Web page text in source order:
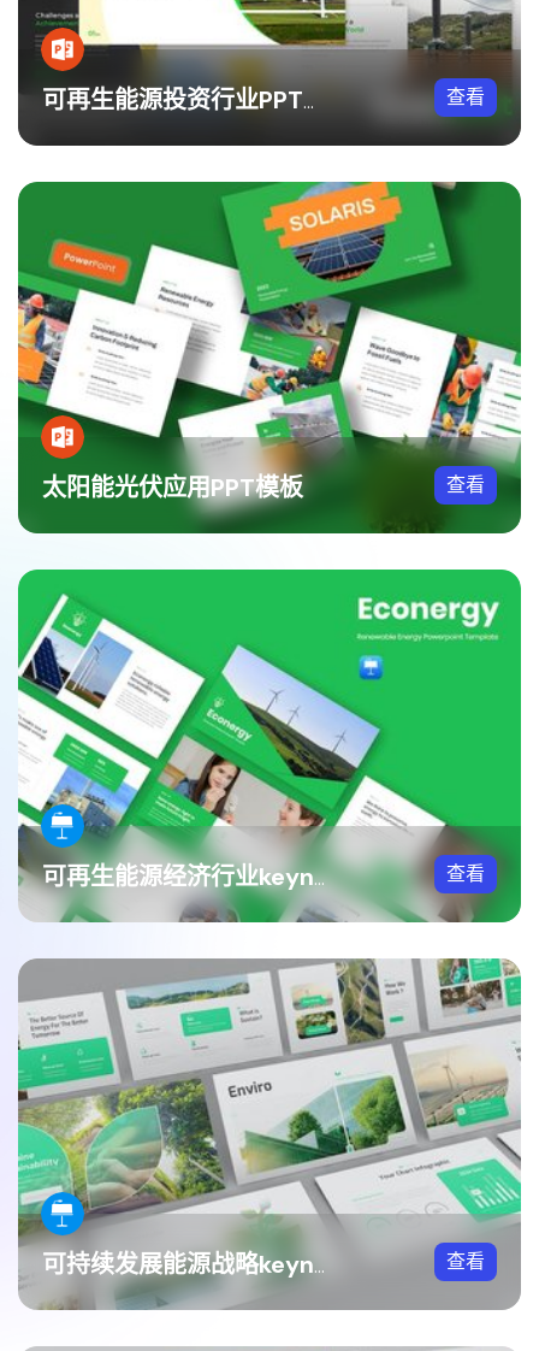
可再生能源投资行业PPT模板 查看
太阳能光伏应用PPT模板 查看
可再生能源经济行业keynote模板 查看
可持续发展能源战略keynote模板 查看